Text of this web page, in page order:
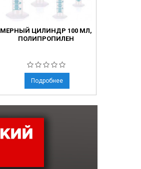
МЕРНЫЙ ЦИЛИНДР 100 МЛ,
ПОЛИПРОПИЛЕН
Подробнее